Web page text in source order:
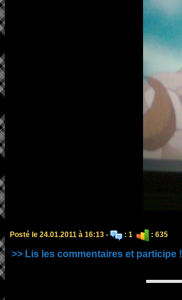
Posté le 24.01.2011 à 16:13 - : 1 : 635
>> Lis les commentaires et participe !